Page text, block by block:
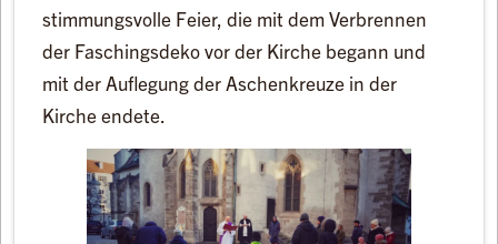
stimmungsvolle Feier, die mit dem Verbrennen
der Faschingsdeko vor der Kirche begann und
mit der Auflegung der Aschenkreuze in der
Kirche endete.